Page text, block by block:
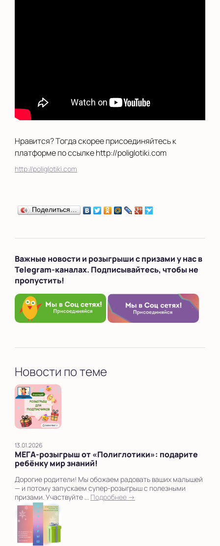
Нравится? Тогда скорее присоединяйтесь к
платформе по ссылке http://poliglotiki.com
http://poliglotiki.com
Поделиться…
Важные новости и розыгрыши с призами у нас в
Telegram-каналах. Подписывайтесь, чтобы не
пропустить!
Новости по теме
13.01.2026
МЕГА‑розыгрыш от «Полиглотики»: подарите
ребёнку мир знаний!
Дорогие родители! Мы обожаем радовать ваших малышей
— и потому запускаем супер‑розыгрыш с полезными
призами. Участвуйте ... Подробнее →